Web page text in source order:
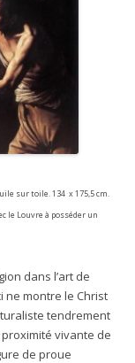
sur toile. 134 x 175,5 cm.
le Louvre à posséder un
dans l’art de
ne montre le Christ
tendrement
vivante de
de proue